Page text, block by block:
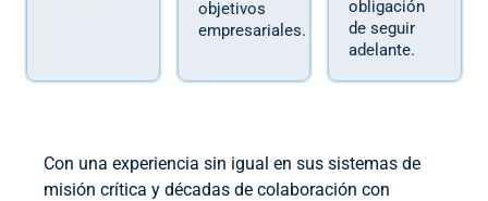
objetivos
empresariales.
obligación
de seguir
adelante.
Con una experiencia sin igual en sus sistemas de
misión crítica y décadas de colaboración con